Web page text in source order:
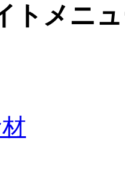
トメニ